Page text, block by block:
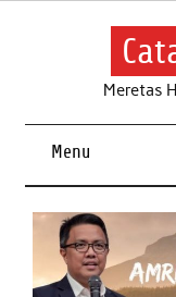
Skip
Meretas
Menu